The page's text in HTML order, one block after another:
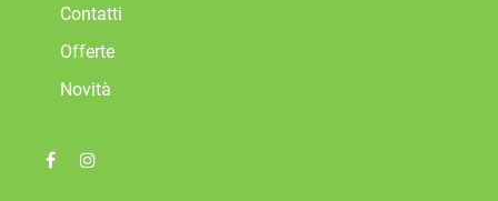
Contatti
Offerte
Novità